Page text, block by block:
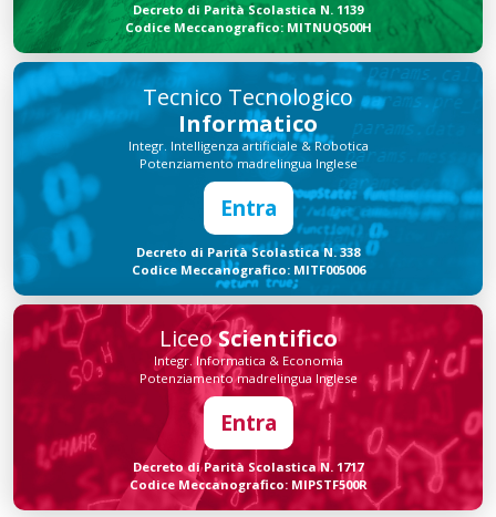
Decreto di Parità Scolastica N. 1139
Codice Meccanografico: MITNUQ500H
Tecnico Tecnologico
Informatico
Integr. Intelligenza artificiale & Robotica
Potenziamento madrelingua Inglese
Entra
Decreto di Parità Scolastica N. 338
Codice Meccanografico: MITF005006
LiceoScientifico
Integr. Informatica & Economia
Potenziamento madrelingua Inglese
Entra
Decreto di Parità Scolastica N. 1717
Codice Meccanografico: MIPSTF500R